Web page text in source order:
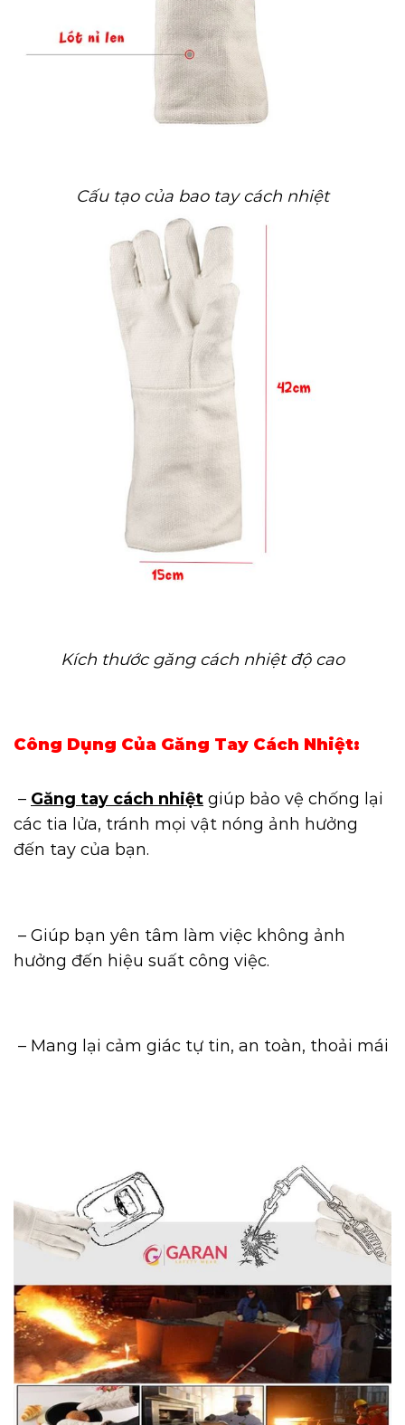
Cấu tạo của bao tay cách nhiệt
Kích thước găng cách nhiệt độ cao
Công Dụng Của Găng Tay Cách Nhiệt:
– Găng tay cách nhiệt giúp bảo vệ chống lại
các tia lửa, tránh mọi vật nóng ảnh hưởng
đến tay của bạn.
– Giúp bạn yên tâm làm việc không ảnh
hưởng đến hiệu suất công việc.
– Mang lại cảm giác tự tin, an toàn, thoải mái